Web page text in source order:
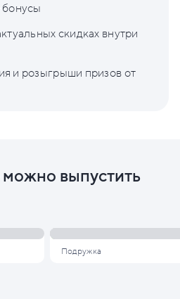
скидках внутри
и розыгрыши призов от
выпустить
Подружка